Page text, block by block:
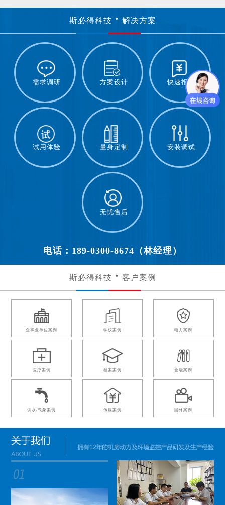
斯必得科技 解决方案
需求调研 方案设计 快速报价
试用体验 量身定制 安装调试
无忧售后
电话：189-0300-8674（林经理）
斯必得科技 客户案例
企事业单位案例 学校案例 电力案例
医疗案例 档案案例 金融案例
供水/气象案例 传媒案例 国外案例